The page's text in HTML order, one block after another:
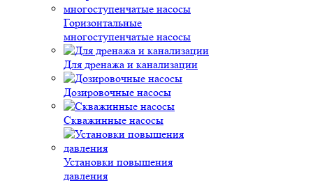
Горизонтальные
многоступенчатые насосы
Для дренажа и канализации
Дозировочные насосы
Скважинные насосы
Установки повышения
давления